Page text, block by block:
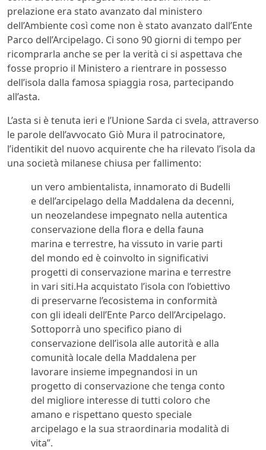
prelazione era stato avanzato dal ministero
dell’Ambiente così come non è stato avanzato dall’Ente
Parco dell’Arcipelago. Ci sono 90 giorni di tempo per
ricomprarla anche se per la verità ci si aspettava che
fosse proprio il Ministero a rientrare in possesso
dell’isola dalla famosa spiaggia rosa, partecipando
all’asta.
L’asta si è tenuta ieri e l’Unione Sarda ci svela, attraverso
le parole dell’avvocato Giò Mura il patrocinatore,
l’identikit del nuovo acquirente che ha rilevato l’isola da
una società milanese chiusa per fallimento:
un vero ambientalista, innamorato di Budelli
e dell’arcipelago della Maddalena da decenni,
un neozelandese impegnato nella autentica
conservazione della flora e della fauna
marina e terrestre, ha vissuto in varie parti
del mondo ed è coinvolto in significativi
progetti di conservazione marina e terrestre
in vari siti.Ha acquistato l’isola con l’obiettivo
di preservarne l’ecosistema in conformità
con gli ideali dell’Ente Parco dell’Arcipelago.
Sottoporrà uno specifico piano di
conservazione dell’isola alle autorità e alla
comunità locale della Maddalena per
lavorare insieme impegnandosi in un
progetto di conservazione che tenga conto
del migliore interesse di tutti coloro che
amano e rispettano questo speciale
arcipelago e la sua straordinaria modalità di
vita”.